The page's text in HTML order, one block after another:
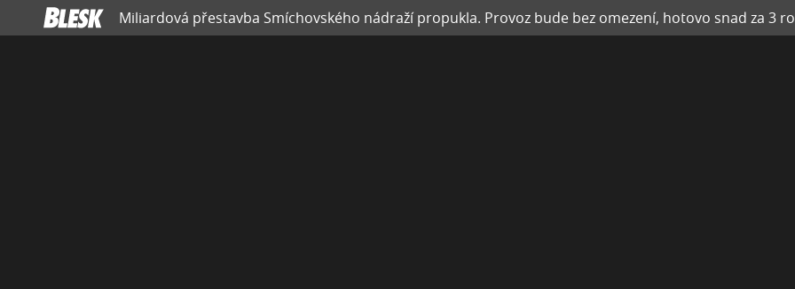
Miliardová přestavba Smíchovského nádraží propukla. Provoz bude bez omezení, hotovo snad za 3